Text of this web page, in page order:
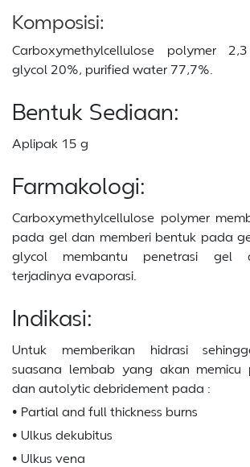
Komposisi:
Carboxymethylcellulose polymer
glycol 20%, purified water 77,7%.
Bentuk Sediaan:
Aplipak 15 g
Farmakologi:
Carboxymethylcellulose polymer
pada gel dan memberi bentuk pada
glycol membantu penetrasi gel
terjadinya evaporasi.
Indikasi:
Untuk memberikan hidrasi
suasana lembab yang akan memicu
dan autolytic debridement pada :
• Partial and full thickness burns
• Ulkus dekubitus
• Ulkus vena